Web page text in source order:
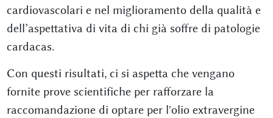
cardiovascolari e nel miglioramento della qualità e
dell’aspettativa di vita di chi già soffre di patologie
cardacas.
Con questi risultati, ci si aspetta che vengano
fornite prove scientifiche per rafforzare la
raccomandazione di optare per l'olio extravergine